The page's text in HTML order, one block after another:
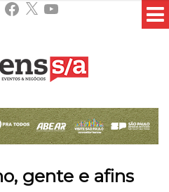
Facebook
X YouTube
gente e afins